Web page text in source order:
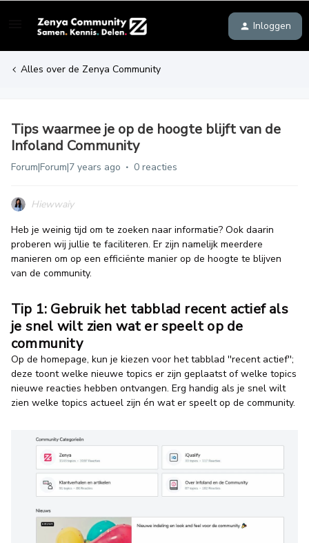
Inloggen
Alles over de Zenya Community
Tips waarmee je op de hoogte blijft van de
Infoland Community
Forum|Forum|7 years ago 0 reacties
Hiewwaiy
Heb je weinig tijd om te zoeken naar informatie? Ook daarin
proberen wij jullie te faciliteren. Er zijn namelijk meerdere
manieren om op een efficiënte manier op de hoogte te blijven
van de community.
Tip 1: Gebruik het tabblad recent actief als
je snel wilt zien wat er speelt op de
community
Op de homepage, kun je kiezen voor het tabblad ''recent actief'';
deze toont welke nieuwe topics er zijn geplaatst of welke topics
nieuwe reacties hebben ontvangen. Erg handig als je snel wilt
zien welke topics actueel zijn én wat er speelt op de community.